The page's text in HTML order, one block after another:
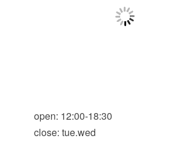
open: 12:00-18:30
close: tue.wed